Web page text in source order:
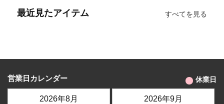
最近見たアイテム すべてを見る
営業日カレンダー 休業日
2026年8月 2026年9月